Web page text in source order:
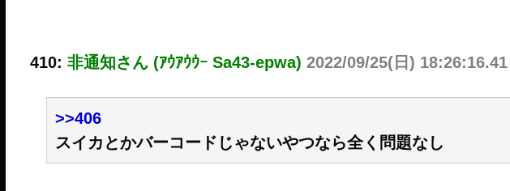
410: 非通知さん (ｱｳｱｳｳｰ Sa43-epwa) 2022/09/25(日)
>>406
スイカとかバーコードじゃないやつなら全く問題なし